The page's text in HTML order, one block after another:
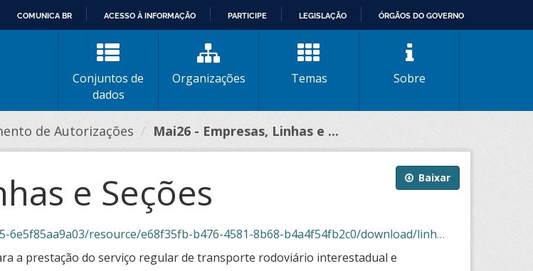
CONTEÚDO
COMUNICA BR ACESSO À INFORMAÇÃO PARTICIPE LEGISLAÇÃO ÓRGÃOS DO GOVERNO
Conjuntos de
dados
Organizações Temas Sobre
de Autorizações Mai26 - Empresas, Linhas e ...
Baixar
e Seções
resource/e68f35fb-b476-4581-8b68-b4a4f54fb2c0/download/linhas_secoes_02_2026.json
a prestação do serviço regular de transporte rodoviário interestadual e